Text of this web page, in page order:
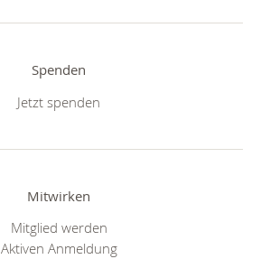
Spenden
Jetzt spenden
Mitwirken
Mitglied werden
Aktiven Anmeldung